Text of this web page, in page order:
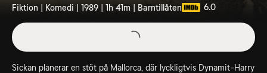
Fiktion | Komedi | 1989 | 1h 41m | Barntillåten 6.0
Sickan planerar en stöt på Mallorca, där lyckligtvis Dynamit-Harry